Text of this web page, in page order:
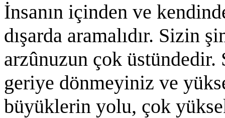
İnsanın içinden ve
dışarda aramalıdır. Sizin
arzûnuzun çok üstündedir.
geriye dönmeyiniz ve
büyüklerin yolu, çok